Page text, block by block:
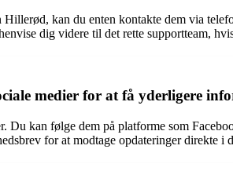
kan du enten kontakte dem via
dig videre til det rette supportteam,
medier for at få yderligere
Du kan følge dem på platforme som
for at modtage opdateringer direkte i